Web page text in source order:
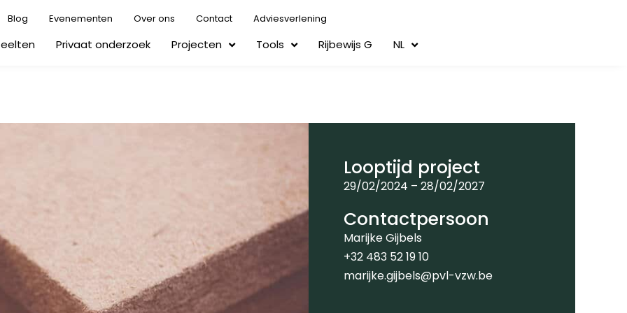
Blog Evenementen Over ons Contact Adviesverlening
Privaat onderzoek Projecten Tools Rijbewijs G NL
Looptijd project
29/02/2024 – 28/02/2027
Contactpersoon
Marijke Gijbels
+32 483 52 19 10
marijke.gijbels@pvl-vzw.be